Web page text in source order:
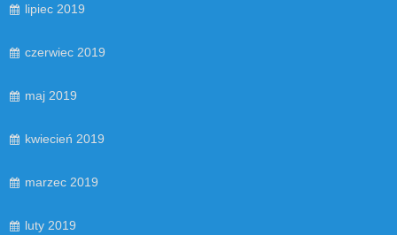
lipiec 2019
czerwiec 2019
maj 2019
kwiecień 2019
marzec 2019
luty 2019